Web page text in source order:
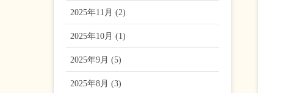
2025年11月 (2)
2025年10月 (1)
2025年9月 (5)
2025年8月 (3)